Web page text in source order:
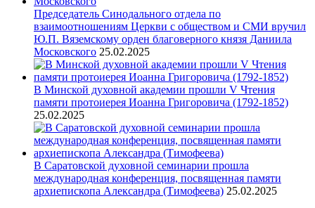
Председатель Синодального отдела по
взаимоотношениям Церкви с обществом и СМИ вручил
Ю.П. Вяземскому орден благоверного князя Даниила
Московского 25.02.2025
В Минской духовной академии прошли V Чтения
памяти протоиерея Иоанна Григоровича (1792-1852)
25.02.2025
В Саратовской духовной семинарии прошла
международная конференция, посвященная памяти
архиепископа Александра (Тимофеева) 25.02.2025